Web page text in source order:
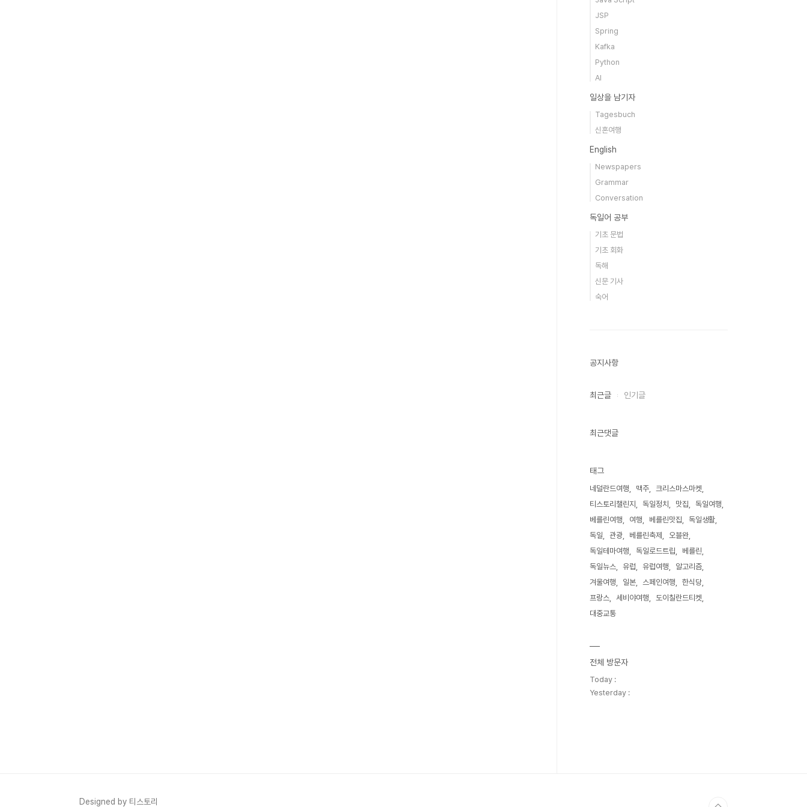
JSP
Spring
Kafka
Python
AI
일상을 남기자
Tagesbuch
신혼여행
English
Newspapers
Grammar
Conversation
독일어 공부
기초 문법
기초 회화
독해
신문 기사
숙어
공지사항
최근글 인기글
최근댓글
태그
네덜란드여행 맥주
크리스마스마켓
티스토리챌린지
독일정치 맛집
독일여행
베를린여행
여행 베를린맛집
독일생활
독일
관광 베를린축제
오블완
독일테마여행
독일로드트립
베를린
독일뉴스
유럽 유럽여행
알고리즘
겨울여행
일본 스페인여행
한식당
프랑스
세비야여행
도이칠란드티켓
대중교통
전체 방문자
Today :
Yesterday :
Designed by 티스토리